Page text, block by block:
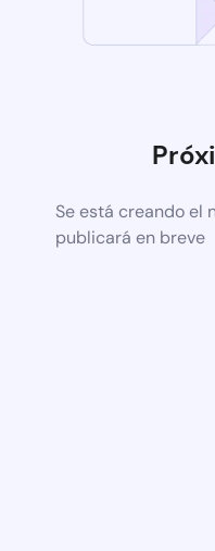
Se está creando el
publicará en breve